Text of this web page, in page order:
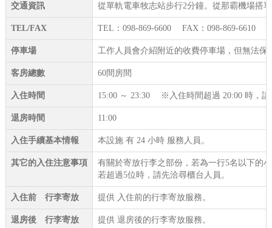
交通資訊 從單軌電車牧志站步行2分鐘。從那霸機場搭
TEL/FAX TEL：098-869-6600 FAX：098-869-6610
停車場 工作人員會介紹附近的收費停車場，但無法保
客房總數 60間房間
入住時間 15:00 ～ 23:30 ※入住時間超過 20:00 時，請
退房時間 11:00
入住手續基本情報 本設施 有 24 小時 服務人員。
其它的入住注意事項
有關於寄放行李之部份，若為一行5名以下的
若超過5位時，請先洽尋櫃台人員。
入住前 行李寄放 提供 入住前的行李寄放服務。
退房後 行李寄放 提供 退房後的行李寄放服務。